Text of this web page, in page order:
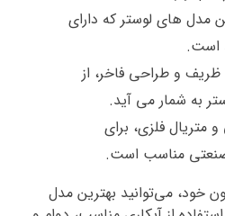
مدل‌ های لوستر که دارای
است.
و طراحی فاخر، از
به شمار می‌ آید.
متریال فلزی، برای
مناسب است.
خود، می‌توانید بهترین مدل